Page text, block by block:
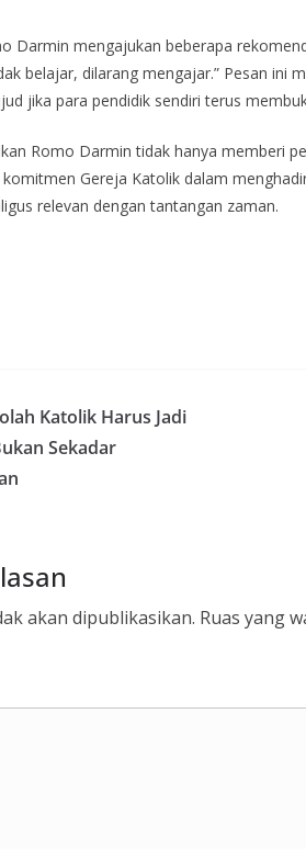
Darmin mengajukan beberapa
belajar, dilarang mengajar.” Pesan ini
jika para pendidik sendiri terus
Romo Darmin tidak hanya memberi
Gereja Katolik dalam
relevan dengan tantangan zaman.
Katolik Harus Jadi
Sekadar
akan dipublikasikan. Ruas yang